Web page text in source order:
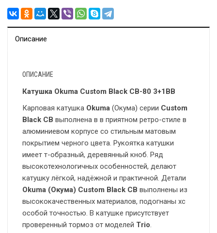
Описание
ОПИСАНИЕ
Катушка Okuma Custom Black CB-80 3+1BB
Карповая катушка Okuma (Окума) серии Custom
Black CB выполнена в в приятном ретро-стиле в
алюминиевом корпусе со стильным матовым
покрытием черного цвета. Рукоятка катушки
имеет т-образный, деревянный кноб. Ряд
высокотехнологичных особенностей, делают
катушку лёгкой, надёжной и практичной. Детали
Okuma (Окума) Custom Black CB выполнены из
высококачественных материалов, подогнаны хс
особой точностью. В катушке присутствует
проверенный тормоз от моделей Trio.